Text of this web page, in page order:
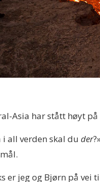
Asia har stått høyt
i all verden skal duder
er jeg og Bjørn på vei